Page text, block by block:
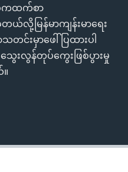
စ်ကထက်စာ
လို့မြန်မာကျန်းမာရေး
သတင်းမှာဖေါ်ပြထားပါ
းလွန်တုပ်ကွေးဖြစ်ပွားမှု